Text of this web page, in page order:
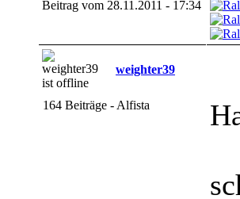
Beitrag vom 28.11.2011 - 17:34
weighter39
164 Beiträge - Alfista